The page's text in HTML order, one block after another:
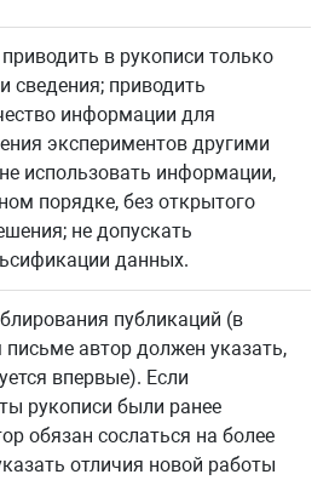
в рукописи только
сведения; приводить
информации для
экспериментов другими
использовать информации,
порядке, без открытого
не допускать
данных.
публикаций (в
автор должен указать,
впервые). Если
рукописи были ранее
обязан сослаться на более
отличия новой работы